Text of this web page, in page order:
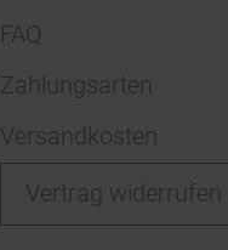
FAQ
Zahlungsarten
Versandkosten
Vertrag widerrufen